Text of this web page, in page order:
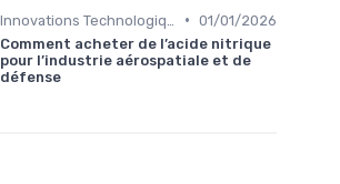
• 01/01/2026
Comment acheter de l’acide nitrique
pour l’industrie aérospatiale et de
défense